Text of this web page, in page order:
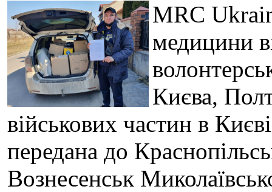
MRC
медицини
Києва,
військових частин в
передана до
Вознесенськ